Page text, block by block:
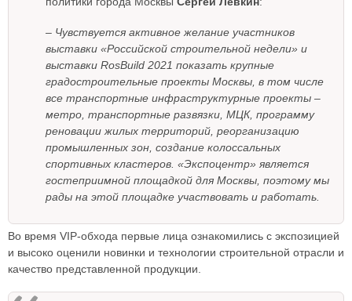
– Чувствуется активное желание участников
выставки «Российской строительной недели» и
выставки RosBuild 2021 показать крупные
градостроительные проекты Москвы, в том числе
все транспортные инфраструктурные проекты –
метро, транспортные развязки, МЦК, программу
реновации жилых территорий, реорганизацию
промышленных зон, создание колоссальных
спортивных кластеров. «Экспоцентр» является
гостеприимной площадкой для Москвы, поэтому мы
рады на этой площадке участвовать и работать.
Во время VIP-обхода первые лица ознакомились с экспозицией
и высоко оценили новинки и технологии строительной отрасли и
качество представленной продукции.